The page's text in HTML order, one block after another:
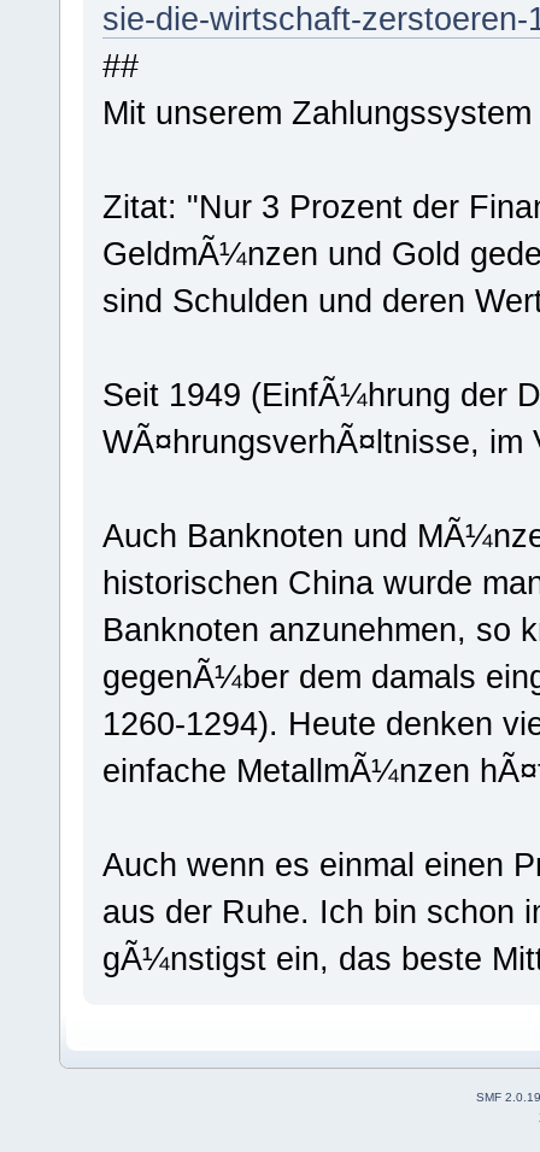
sie-die-wirtschaft-zerstoeren-
##
Mit unserem
Zitat: "Nur 3 Prozent der
GeldmÃ¼nzen und Gold
sind Schulden und deren
Seit 1949 (EinfÃ¼hrung der
WÃ¤hrungsverhÃ¤ltnisse, im
Auch Banknoten und
historischen China wurde
Banknoten anzunehmen, so
gegenÃ¼ber dem damals
1260-1294). Heute denken
einfache MetallmÃ¼nzen
Auch wenn es einmal einen
aus der Ruhe. Ich bin schon
gÃ¼nstigst ein, das beste
SMF 2.0.19